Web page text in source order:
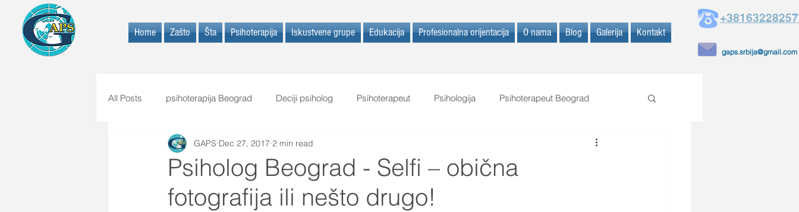
Home Zašto Šta Psihoterapija Iskustvene grupe Edukacija Profesionalna orijentacija O nama Blog Galerija Kontakt
+38163228257
gaps.srbija@gmail.com
All Posts psihoterapija Beograd Deciji psiholog Psihoterapeut Psihologija Psihoterapeut Beograd
Psiholog Beograd - Selfi – obična
fotografija ili nešto drugo!
GAPS Dec 27, 2017 2 min read